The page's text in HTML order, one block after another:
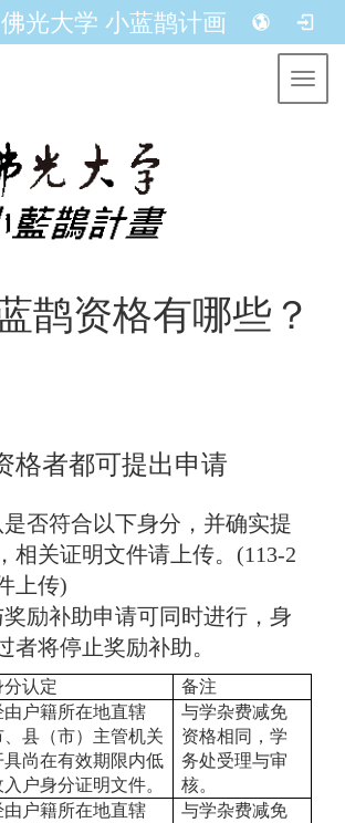
佛光大学 小蓝鹊计画
鹊资格有哪些？
格者都可提出申请
否符合以下身分，并确实提
相关证明文件请上传。(113-2
上传)
励补助申请可同时进行，身
者将停止奖励补助。
分认定 备注
由户籍所在地直辖
、县（市）主管机关
具尚在有效期限内低
入户身分证明文件。
与学杂费减免
资格相同，学
务处受理与审
核。
由户籍所在地直辖
与学杂费减免